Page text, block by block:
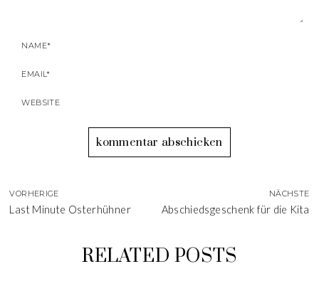
VORHERIGE
Last Minute Osterhühner
NÄCHSTE
Abschiedsgeschenk für die Kita
RELATED POSTS